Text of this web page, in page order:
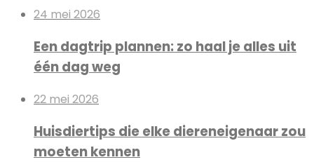
24 mei 2026
Een dagtrip plannen: zo haal je alles uit
één dag weg
22 mei 2026
Huisdiertips die elke diereneigenaar zou
moeten kennen